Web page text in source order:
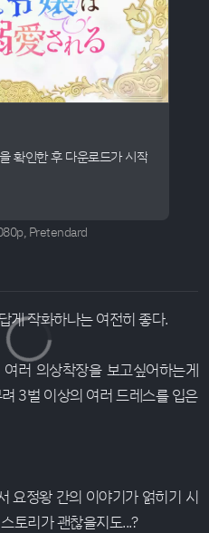
확인한 후 다운로드가 시작
Pretendard
게 작화하나는 여전히 좋다.
러 의상착장을 보고싶어하는게
3벌 이상의 여러 드레스를 입은
요정왕 간의 이야기가 얽히기 시
토리가 괜찮을지도...?